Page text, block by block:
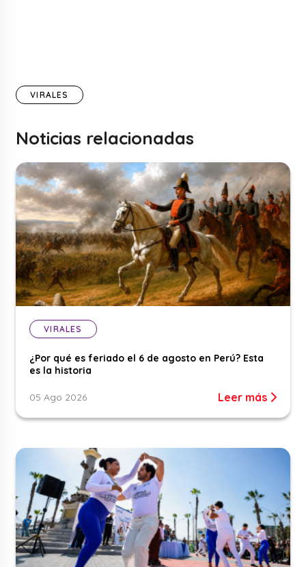
VIRALES
Noticias relacionadas
VIRALES
¿Por qué es feriado el 6 de agosto en Perú? Esta
es la historia
05 Ago 2026 Leer más